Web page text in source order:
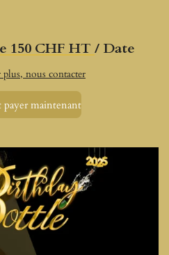
150 CHF HT / Date
nous contacter
payer maintenant